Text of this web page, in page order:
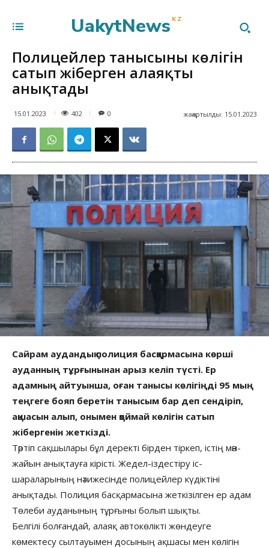
UakytNews KZ
Полицейлер танысының көлігін
сатып жіберген алаяқты
анықтады
15.01.2023 402 жаңартылды: 15.01.2023
0
Сайрам аудандық полиция басқармасына көрші
ауданның тұрғынынан арыз келіп түсті. Ер
адамның айтуынша, оған танысы көлігіңді 95 мың
теңгеге бояп беретін танысым бар деп сендіріп,
ақшасын алып, онымен қоймай көлігін сатып
жібергенін жеткізді.
Тәртіп сақшылары бұл деректі бірден тіркеп, істің мән-
жайын анықтауға кірісті. Жедел-іздестіру іс-
шараларының нәтижесінде полицейлер күдіктіні
анықтады. Полиция басқармасына жеткізілген ер адам
Төлеби ауданының тұрғыны болып шықты.
Белгілі болғандай, алаяқ автокөлікті жөндеуге
көмектесу сылтауымен досының ақшасы мен көлігін